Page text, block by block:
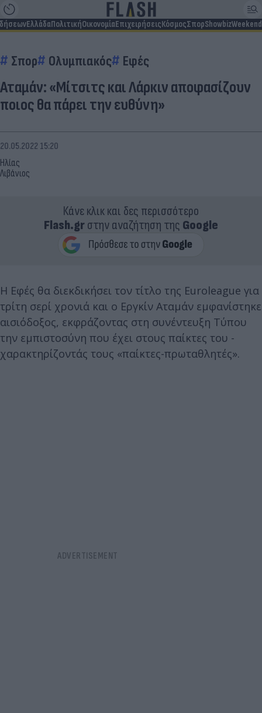
ΕλλάδαΠολιτικήΟικονομίαΕπιχειρήσειςΚόσμοςΣπορShowbizWeekend
Σπορ Ολυμπιακός Εφές
Αταμάν: «Μίτσιτς και Λάρκιν αποφασίζουν
ποιος θα πάρει την ευθύνη»
Ηλίας
Λιβάνιος
20.05.2022 15:20
Κάνε κλικ και δες περισσότερο
Flash.grστην αναζήτηση της Google
Η Εφές θα διεκδικήσει τον τίτλο της Euroleague για
τρίτη σερί χρονιά και ο Εργκίν Αταμάν εμφανίστηκε
αισιόδοξος, εκφράζοντας στη συνέντευξη Τύπου
την εμπιστοσύνη που έχει στους παίκτες του -
χαρακτηρίζοντάς τους «παίκτες-πρωταθλητές».